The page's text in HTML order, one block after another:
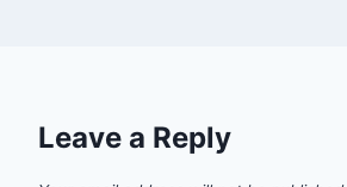
Leave a Reply